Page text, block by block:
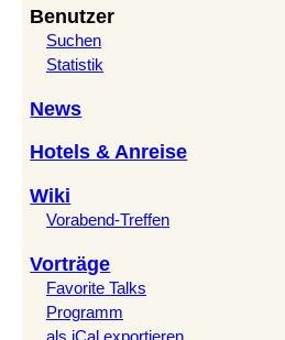
Benutzer
Suchen
Statistik
News
Hotels & Anreise
Wiki
Vorabend-Treffen
Vorträge
Favorite Talks
Programm
als iCal exportieren